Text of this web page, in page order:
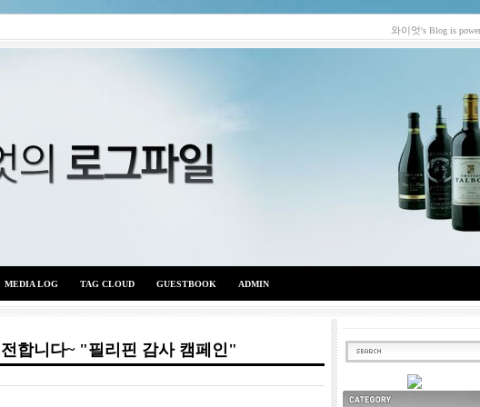
와이엇's Blog is
MEDIA LOG TAG CLOUD GUESTBOOK ADMIN
합니다~ "필리핀 감사 캠페인"